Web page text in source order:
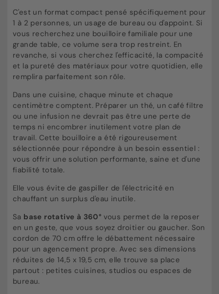
C'est un format compact pensé spécifiquement pour
1 à 2 personnes, un usage de bureau ou d'appoint. Si
vous recherchez une bouilloire familiale pour une
grande table, ce volume sera trop restreint. En
revanche, si vous cherchez l'efficacité, la compacité
et la pureté des matériaux pour votre quotidien, elle
remplira parfaitement son rôle.
Dans une cuisine, chaque minute et chaque
centimètre comptent. Préparer un thé, un café filtre
ou une infusion ne devrait pas être une perte de
temps ni encombrer inutilement votre plan de
travail. Cette bouilloire a été rigoureusement
sélectionnée pour répondre à un besoin essentiel :
vous offrir une solution performante, saine et d'une
fiabilité totale.
Elle vous évite de gaspiller de l'électricité en
chauffant un surplus d'eau inutile.
Sa base rotative à 360° vous permet de la reposer
en un geste, que vous soyez droitier ou gaucher. Son
cordon de 70 cm offre le débattement nécessaire
pour un agencement propre. Avec ses dimensions
réduites de 14,5 x 19,5 cm, elle trouve sa place
partout : petites cuisines, studios ou espaces de
bureau.